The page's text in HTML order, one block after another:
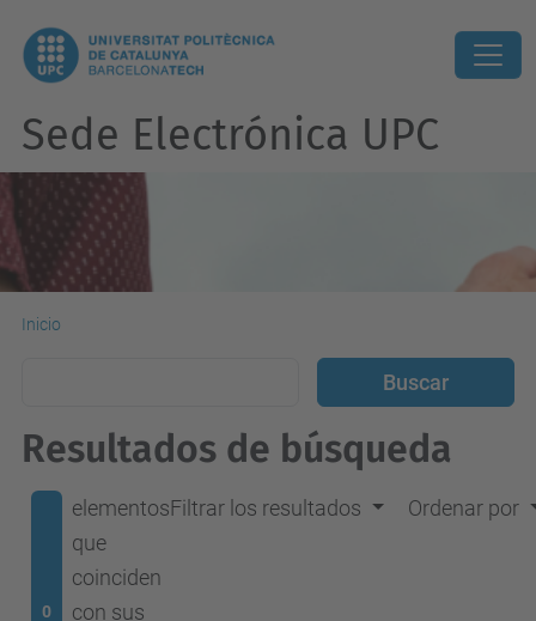
Sede Electrónica UPC
Inicio
Resultados de búsqueda
0
elementos
que
coinciden
con sus
Filtrar los resultados Ordenar por